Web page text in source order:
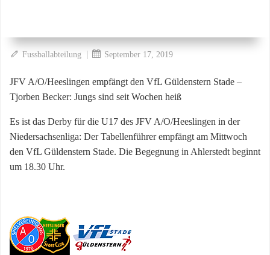
Fussballabteilung | September 17, 2019
JFV A/O/Heeslingen empfängt den VfL Güldenstern Stade –
Tjorben Becker: Jungs sind seit Wochen heiß
Es ist das Derby für die U17 des JFV A/O/Heeslingen in der
Niedersachsenliga: Der Tabellenführer empfängt am Mittwoch
den VfL Güldenstern Stade. Die Begegnung in Ahlerstedt beginnt
um 18.30 Uhr.